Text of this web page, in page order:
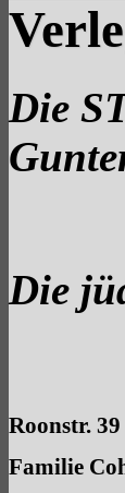
Die
Die
Roonstr. 39
Familie